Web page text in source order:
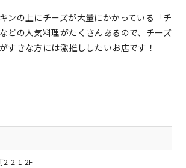
ンの上にチーズが大量にかかっている「チ
どの人気料理がたくさんあるので、チーズ
すきな方には激推ししたいお店です！
2-2-1 2F